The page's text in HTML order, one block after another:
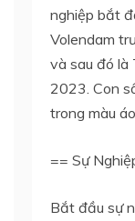
nghiệp bắt
Volendam
và sau đó là
2023. Con
trong màu
== Sự
Bắt đầu sự